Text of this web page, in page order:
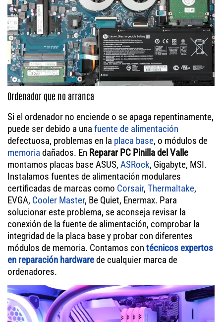
Ordenador que no arranca
Si el ordenador no enciende o se apaga repentinamente,
puede ser debido a una fuente de alimentación
defectuosa, problemas en la placa base, o módulos de
memoria dañados. En Reparar PC Pinilla del Valle
montamos placas base ASUS, ASRock, Gigabyte, MSI.
Instalamos fuentes de alimentación modulares
certificadas de marcas como Corsair, Thermaltake,
EVGA, Cooler Master, Be Quiet, Enermax. Para
solucionar este problema, se aconseja revisar la
conexión de la fuente de alimentación, comprobar la
integridad de la placa base y probar con diferentes
módulos de memoria. Contamos con técnicos expertos
en reparación hardwarede cualquier marca de
ordenadores.